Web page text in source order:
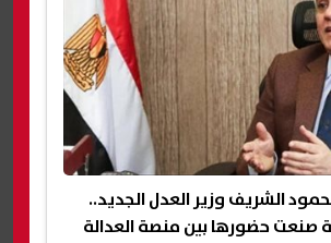
الشريف وزير العدل الجديد..
صنعت حضورها بين منصة العدالة